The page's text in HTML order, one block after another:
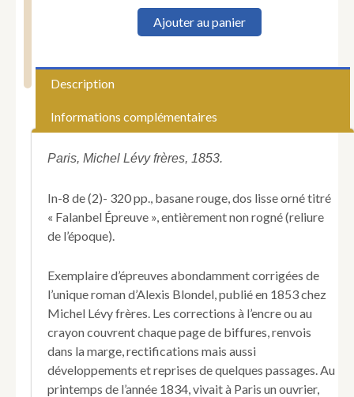
quantité
le
incompris.
Ajouter au panier
Description
Informations complémentaires
Paris, Michel Lévy frères, 1853.
In-8 de (2)- 320 pp., basane rouge, dos lisse orné titré
« Falanbel Épreuve », entièrement non rogné (reliure
de l’époque).
Exemplaire d’épreuves abondamment corrigées de
l’unique roman d’Alexis Blondel, publié en 1853 chez
Michel Lévy frères. Les corrections à l’encre ou au
crayon couvrent chaque page de biffures, renvois
dans la marge, rectifications mais aussi
développements et reprises de quelques passages. Au
printemps de l’année 1834, vivait à Paris un ouvrier,